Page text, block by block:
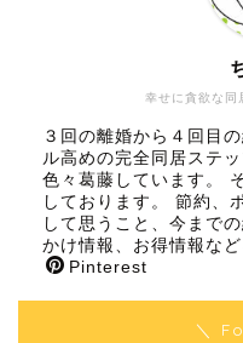
幸せに貪欲な同
３回の離婚から４回目
ル高めの完全同居ステ
色々葛藤しています。
しております。 節約、
して思うこと、今まで
かけ情報、お得情報な
Pinterest
＼